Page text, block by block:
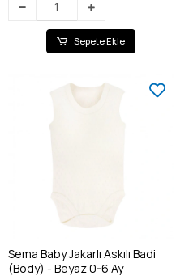
Sepete Ekle
Sema Baby Jakarlı Askılı Badi
(Body) - Beyaz 0-6 Ay